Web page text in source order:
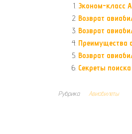
Эконом-класс
Возврат
Возврат
Преимущества
Возврат
Секреты
Рубрика Авиабилеты